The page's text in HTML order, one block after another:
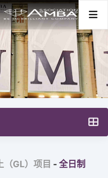
（GL）项目 -全日制